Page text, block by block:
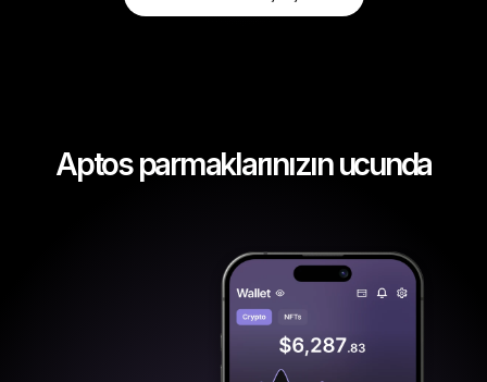
Aptos parmaklarınızın ucunda